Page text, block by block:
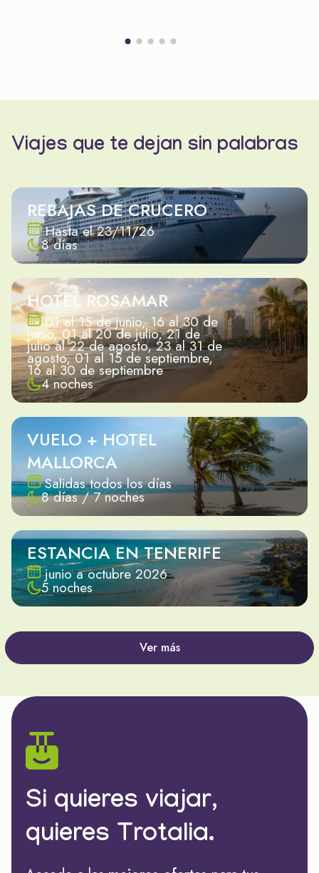
Viajes que te dejan sin palabras
REBAJAS DE CRUCERO
Hasta el 23/11/26
8 días
HOTEL ROSAMAR
01 al 15 de junio, 16 al 30 de
junio, 01 al 20 de julio, 21 de
julio al 22 de agosto, 23 al 31 de
agosto, 01 al 15 de septiembre,
16 al 30 de septiembre
4 noches
VUELO + HOTEL
MALLORCA
Salidas todos los días
8 días / 7 noches
ESTANCIA EN TENERIFE
junio a octubre 2026
5 noches
Ver más
Si quieres viajar,
quieres Trotalia.